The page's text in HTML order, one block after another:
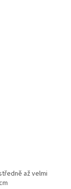
až velmi